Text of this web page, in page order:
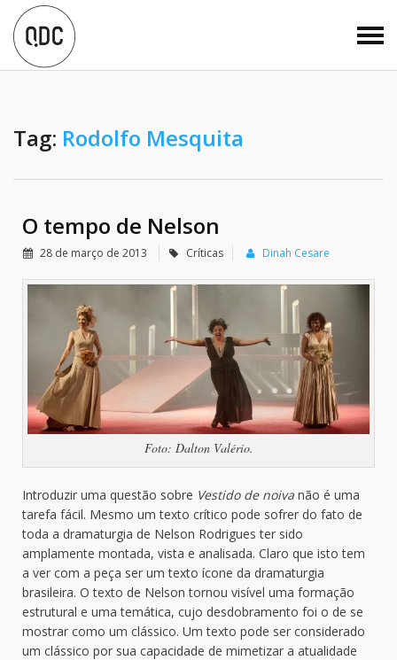
Tag: Rodolfo Mesquita
O tempo de Nelson
28 de março de 2013 Críticas Dinah Cesare
Foto: Dalton Valério.
Introduzir uma questão sobre Vestido de noiva não é uma
tarefa fácil. Mesmo um texto crítico pode sofrer do fato de
toda a dramaturgia de Nelson Rodrigues ter sido
amplamente montada, vista e analisada. Claro que isto tem
a ver com a peça ser um texto ícone da dramaturgia
brasileira. O texto de Nelson tornou visível uma formação
estrutural e uma temática, cujo desdobramento foi o de se
mostrar como um clássico. Um texto pode ser considerado
um clássico por sua capacidade de mimetizar a atualidade